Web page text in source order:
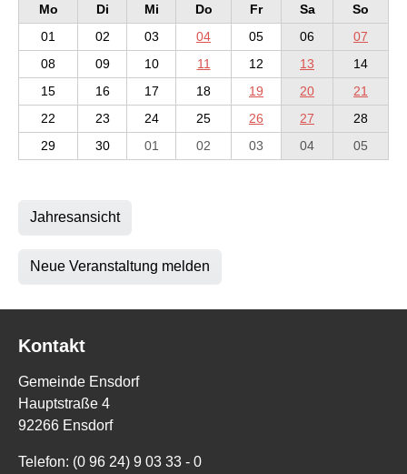
Mo Di Mi Do Fr Sa
So
01
02 03 04 05 06
07
08
09 10 11 12 13
14
15
16 17 18 19 20
21
22
23 24 25 26 27
28
29
30 01 02 03 04 05
Jahresansicht
Neue Veranstaltung melden
Kontakt
Gemeinde Ensdorf
Hauptstraße 4
92266 Ensdorf
Telefon: (0 96 24) 9 03 33 - 0